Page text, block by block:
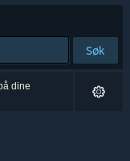
Søk
dine